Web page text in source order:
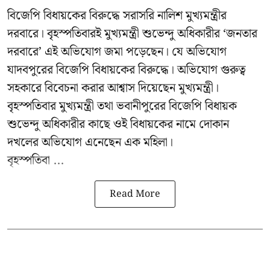
বিজেপি বিধায়কের বিরুদ্ধে সরাসরি নালিশ মুখ্যমন্ত্রীর
দরবারে। বৃহস্পতিবারই মুখ্যমন্ত্রী শুভেন্দু অধিকারীর ‘জনতার
দরবারে’ এই অভিযোগ জমা পড়েছেন। যে অভিযোগ
যাদবপুরের বিজেপি বিধায়কের বিরুদ্ধে। অভিযোগ গুরুত্ব
সহকারে বিবেচনা করার আশ্বাস দিয়েছেন মুখ্যমন্ত্রী।
বৃহস্পতিবার মুখ্যমন্ত্রী তথা ভবানীপুরের বিজেপি বিধায়ক
শুভেন্দু অধিকারীর কাছে ওই বিধায়কের নামে দোকান
দখলের অভিযোগ এনেছেন এক মহিলা।
বৃহস্পতিবা ...
Read More